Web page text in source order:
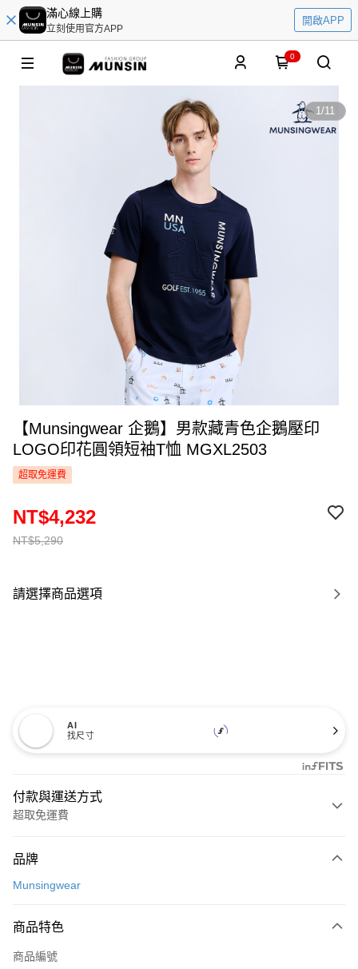
滿心線上購
立刻使用官方APP
開啟APP
0
1/11
【Munsingwear 企鵝】男款藏青色企鵝壓印
LOGO印花圓領短袖T恤 MGXL2503
超取免運費
NT$5,290
NT$4,232
請選擇商品選項
AI
找尺寸
付款與運送方式
超取免運費
信用卡一次付款
LINE Pay
Apple Pay
品牌
Munsingwear
商品特色
商品編號